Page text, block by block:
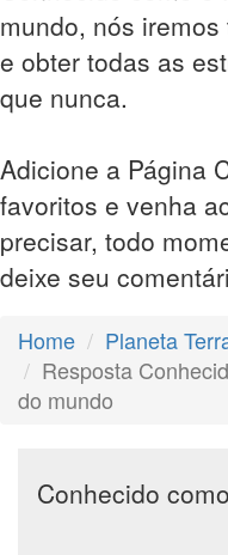
mundo, nós
e obter todas as
que nunca.
Adicione a Página
favoritos e venha
precisar, todo
deixe seu
Home Planeta
Resposta
do mundo
Conhecido